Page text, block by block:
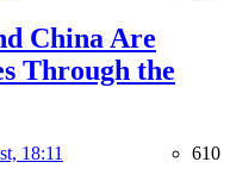
China Are
Through the
18:11 610